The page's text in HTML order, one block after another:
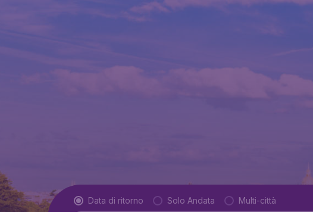
Tipo di volo
Data di ritorno Solo Andata Multi-città